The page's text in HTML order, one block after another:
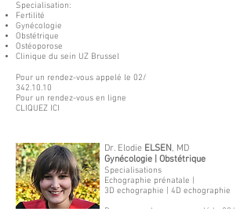
Specialisation:
Fertilité
Gynécologie
Obstétrique
Ostéoporose
Clinique du sein UZ Brussel
Pour un rendez-vous appelé le 02/
342.10.10
Pour un rendez-vous en ligne
CLIQUEZ ICI
Dr. Elodie ELSEN, MD
Gynécologie | Obstétrique
Specialisations
Echographie prénatale |
3D echographie | 4D echographie
Pour un rendez-vous appelé le 02/